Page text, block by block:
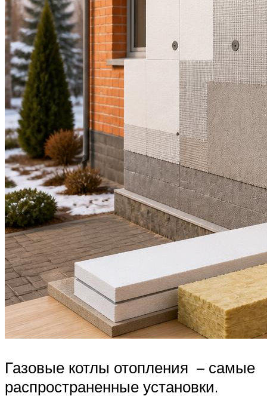
Газовые котлы отопления – самые
распространенные установки.